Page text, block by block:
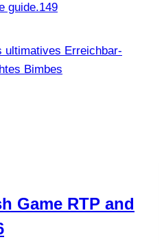
guide.149
ultimatives Erreichbar-
Bimbes
Game RTP and